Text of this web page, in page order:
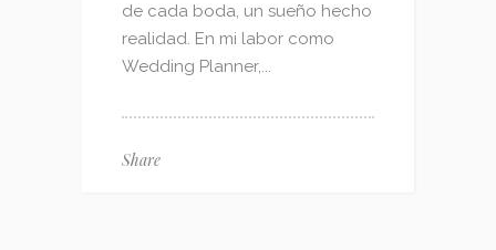
de cada boda, un sueño hecho
realidad. En mi labor como
Wedding Planner,...
Share